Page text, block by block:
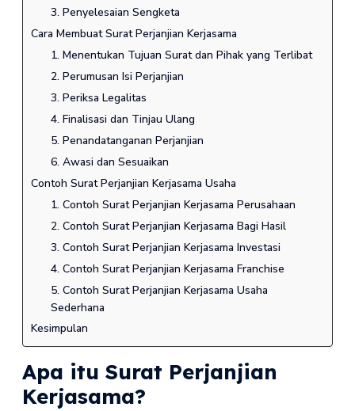
3. Penyelesaian Sengketa
Cara Membuat Surat Perjanjian Kerjasama
1. Menentukan Tujuan Surat dan Pihak yang Terlibat
2. Perumusan Isi Perjanjian
3. Periksa Legalitas
4. Finalisasi dan Tinjau Ulang
5. Penandatanganan Perjanjian
6. Awasi dan Sesuaikan
Contoh Surat Perjanjian Kerjasama Usaha
1. Contoh Surat Perjanjian Kerjasama Perusahaan
2. Contoh Surat Perjanjian Kerjasama Bagi Hasil
3. Contoh Surat Perjanjian Kerjasama Investasi
4. Contoh Surat Perjanjian Kerjasama Franchise
5. Contoh Surat Perjanjian Kerjasama Usaha
Sederhana
Kesimpulan
Apa itu Surat Perjanjian
Kerjasama?